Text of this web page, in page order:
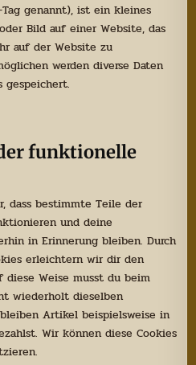
genannt), ist ein kleines
Bild auf einer Website, das
auf der Website zu
werden diverse Daten
gespeichert.
funktionelle
dass bestimmte Teile der
und deine
in Erinnerung bleiben. Durch
erleichtern wir dir den
diese Weise musst du beim
wiederholt dieselben
Artikel beispielsweise in
Wir können diese Cookies